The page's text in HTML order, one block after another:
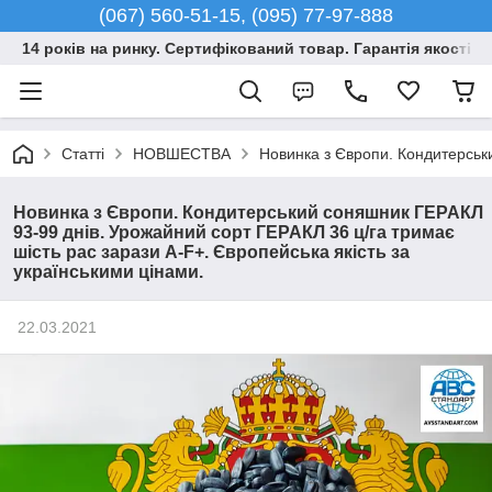
(067) 560-51-15, (095) 77-97-888
14 років на ринку. Сертифікований товар. Гарантія якості
Статті НОВШЕСТВА Новинка з Європи.
Новинка з Європи. Кондитерський соняшник ГЕРАКЛ
93-99 днів. Урожайний сорт ГЕРАКЛ 36 ц/га тримає
шість рас зарази A-F+. Європейська якість за
українськими цінами.
22.03.2021